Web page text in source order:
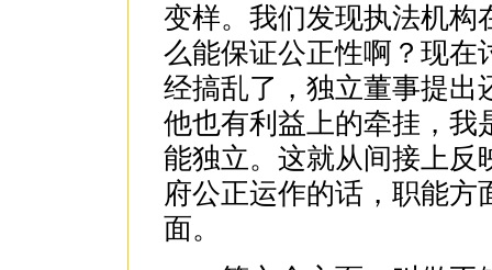
变样。我们发现执法机构
么能保证公正性啊？现在
经搞乱了，独立董事提出
他也有利益上的牵挂，我
能独立。这就从间接上反
府公正运作的话，职能
面。